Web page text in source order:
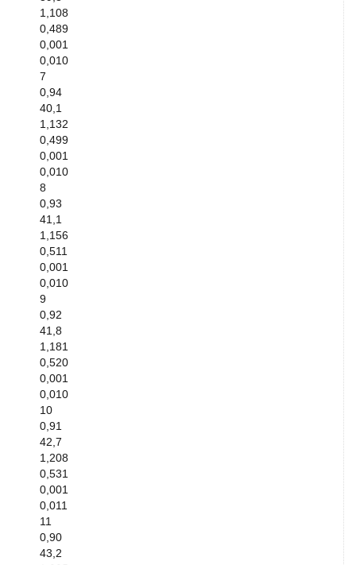
1,108
0,489
0,001
0,010
7
0,94
40,1
1,132
0,499
0,001
0,010
8
0,93
41,1
1,156
0,511
0,001
0,010
9
0,92
41,8
1,181
0,520
0,001
0,010
10
0,91
42,7
1,208
0,531
0,001
0,011
11
0,90
43,2